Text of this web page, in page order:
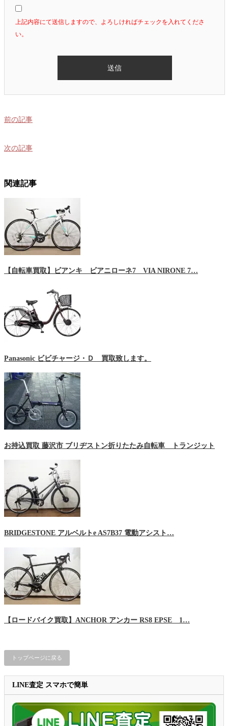
上記内容にて送信しますので、よろしければチェックを入れてくださ
い。
前の記事
次の記事
関連記事
【自転車買取】ビアンキ ビアニローネ7 VIA NIRONE 7…
Panasonic ビビチャージ・Ｄ 買取致します。
お持込買取 藤沢市 ブリヂストン折りたたみ自転車 トランジット
BRIDGESTONE アルベルトe AS7B37 電動アシスト…
【ロードバイク買取】ANCHOR アンカー RS8 EPSE 1…
トップページに戻る
LINE査定 スマホで簡単